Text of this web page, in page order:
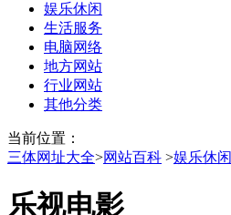
娱乐休闲
生活服务
电脑网络
地方网站
行业网站
其他分类
当前位置：
三体网址大全>网站百科 >娱乐休闲
乐视电影